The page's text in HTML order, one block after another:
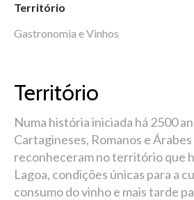
Território
Gastronomia e Vinhos
Território
Numa história iniciada há 2500
Cartagineses, Romanos e
reconheceram no território que
Lagoa, condições únicas para a
consumo do vinho e mais tarde